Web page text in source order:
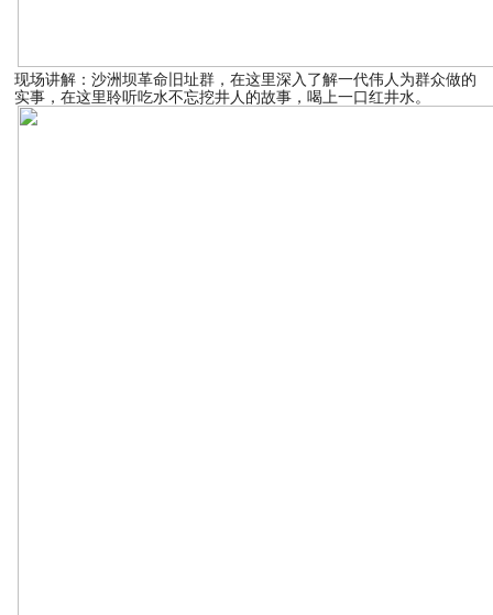
现场讲解：沙洲坝革命旧址群，在这里深入了解一代伟人为群众做的
实事，在这里聆听吃水不忘挖井人的故事，喝上一口红井水。